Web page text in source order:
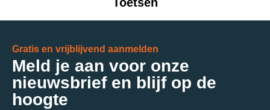
Gratis en vrijblijvend aanmelden
Meld je aan voor onze
nieuwsbrief en blijf op de
hoogte